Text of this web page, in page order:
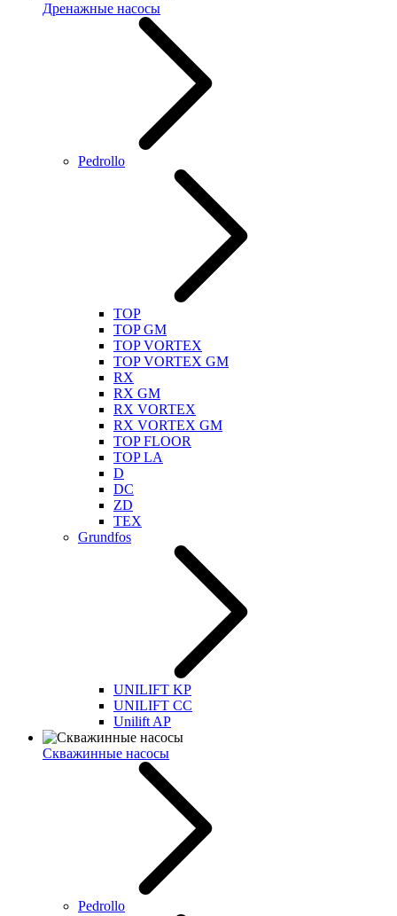
Дренажные насосы
Pedrollo
TOP
TOP GM
TOP VORTEX
TOP VORTEX GM
RX
RX GM
RX VORTEX
RX VORTEX GM
TOP FLOOR
TOP LA
D
DC
ZD
TEX
Grundfos
UNILIFT KP
UNILIFT CC
Unilift AP
Скважинные насосы
Pedrollo